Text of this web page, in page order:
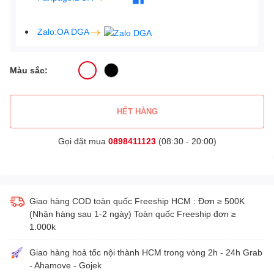
Zalo:OA DGA
Màu sắc:
HẾT HÀNG
Gọi đặt mua 0898411123(08:30 - 20:00)
Giao hàng COD toàn quốc Freeship HCM : Đơn ≥ 500K
(Nhận hàng sau 1-2 ngày) Toàn quốc Freeship đơn ≥
1.000k
Giao hàng hoả tốc nội thành HCM trong vòng 2h - 24h Grab
- Ahamove - Gojek